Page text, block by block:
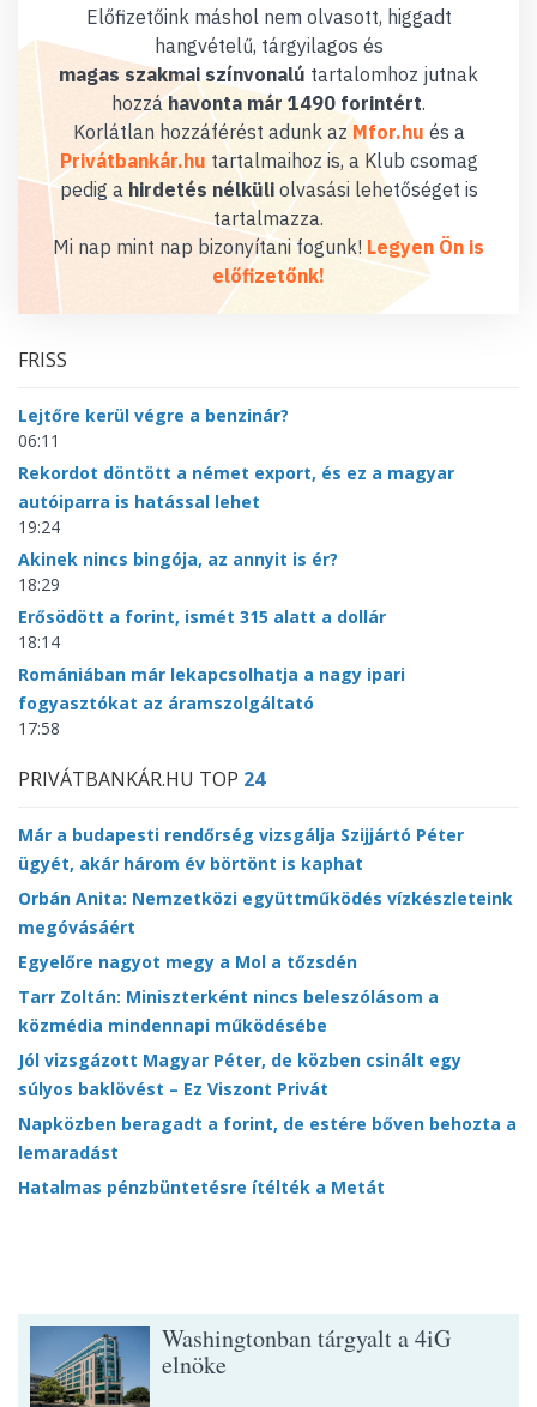
Előfizetőink máshol nem olvasott, higgadt
hangvételű, tárgyilagos és
magas szakmai színvonalú tartalomhoz jutnak
hozzáhavonta már 1490 forintért.
Korlátlan hozzáférést adunk az Mfor.hu és a
Privátbankár.hu tartalmaihoz is, a Klub csomag
pedig a hirdetés nélküliolvasási lehetőséget is
tartalmazza.
Mi nap mint nap bizonyítani fogunk! Legyen Ön is
előfizetőnk!
FRISS
Lejtőre kerül végre a benzinár?
06:11
Rekordot döntött a német export, és ez a magyar
autóiparra is hatással lehet
19:24
Akinek nincs bingója, az annyit is ér?
18:29
Erősödött a forint, ismét 315 alatt a dollár
18:14
Romániában már lekapcsolhatja a nagy ipari
fogyasztókat az áramszolgáltató
17:58
PRIVÁTBANKÁR.HU TOP 24
Már a budapesti rendőrség vizsgálja Szijjártó Péter
ügyét, akár három év börtönt is kaphat
Orbán Anita: Nemzetközi együttműködés vízkészleteink
megóvásáért
Egyelőre nagyot megy a Mol a tőzsdén
Tarr Zoltán: Miniszterként nincs beleszólásom a
közmédia mindennapi működésébe
Jól vizsgázott Magyar Péter, de közben csinált egy
súlyos baklövést – Ez Viszont Privát
Napközben beragadt a forint, de estére bőven behozta a
lemaradást
Hatalmas pénzbüntetésre ítélték a Metát
Washingtonban tárgyalt a 4iG
elnöke